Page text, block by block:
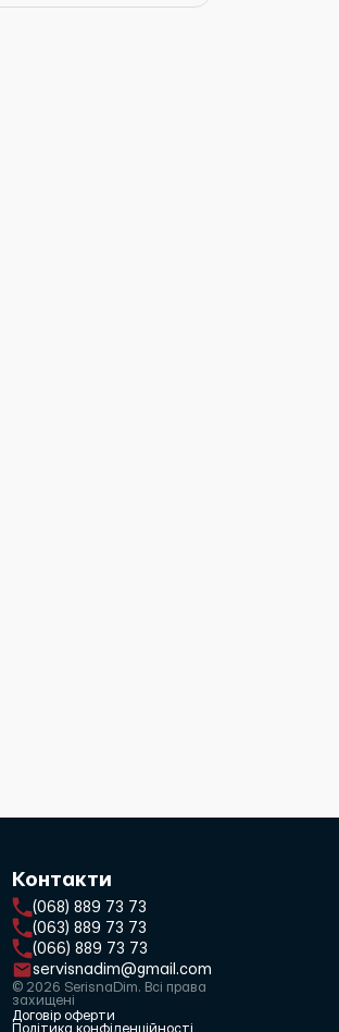
Контакти
(068) 889 73 73
(063) 889 73 73
(066) 889 73 73
servisnadim@gmail.com
© 2026 SerisnaDim. Всі права
захищені
Договір оферти
Політика конфіденційності